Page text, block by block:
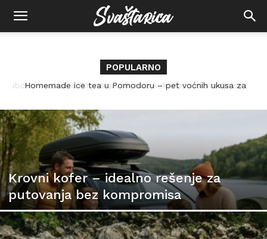
POPULARNO
Homemade ice tea u Pomodoru – pet voćnih ukusa za
Krovni kofer – idealno rešenje za
putovanja bez kompromisa